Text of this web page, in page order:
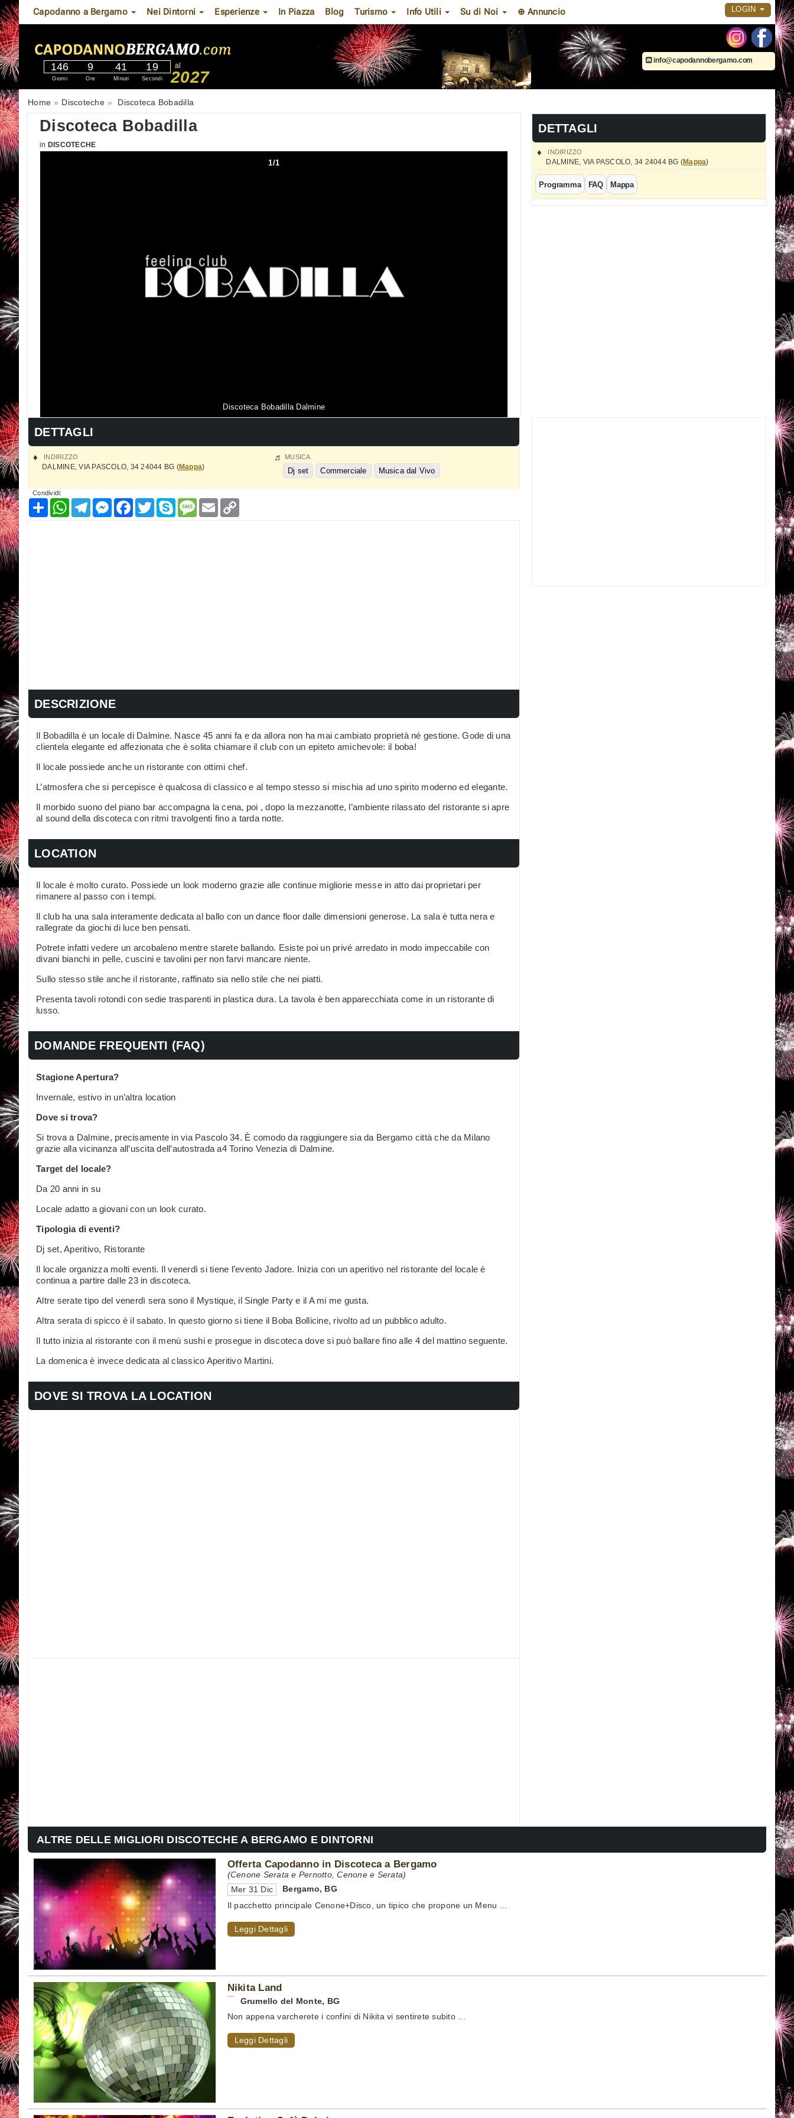
Capodanno a Bergamo Nei Dintorni Esperienze In Piazza Blog Turismo Info Utili Su di Noi ⊕ Annuncio LOGIN
146
Giorni
9
Ore
41
Minuti
18
Secondi
al
2027
info@capodannobergamo.com
Home Discoteche Discoteca Bobadilla
Discoteca Bobadilla
in DISCOTECHE
1/1
Discoteca Bobadilla Dalmine
DETTAGLI
INDIRIZZO
DALMINE, VIA PASCOLO, 34 24044 BG (Mappa)
Programma FAQ Mappa
DETTAGLI
INDIRIZZO
DALMINE,VIA PASCOLO, 34 24044 BG (Mappa)
MUSICA
Dj set Commerciale Musica dal Vivo
Condividi:
CondividiWhatsAppTelegramMessenger
Facebook
TwitterSkypeMessage
Email
DESCRIZIONE
Il Bobadilla è un locale di Dalmine. Nasce 45 anni fa e da allora non ha mai cambiato proprietà né gestione. Gode di una
clientela elegante ed affezionata che è solita chiamare il club con un epiteto amichevole: il boba!
Il locale possiede anche un ristorante con ottimi chef.
L’atmosfera che si percepisce è qualcosa di classico e al tempo stesso si mischia ad uno spirito moderno ed elegante.
Il morbido suono del piano bar accompagna la cena, poi , dopo la mezzanotte, l’ambiente rilassato del ristorante si apre
al sound della discoteca con ritmi travolgenti fino a tarda notte.
LOCATION
Il locale è molto curato. Possiede un look moderno grazie alle continue migliorie messe in atto dai proprietari per
rimanere al passo con i tempi.
Il club ha una sala interamente dedicata al ballo con un dance floor dalle dimensioni generose. La sala è tutta nera e
rallegrate da giochi di luce ben pensati.
Potrete infatti vedere un arcobaleno mentre starete ballando. Esiste poi un privé arredato in modo impeccabile con
divani bianchi in pelle, cuscini e tavolini per non farvi mancare niente.
Sullo stesso stile anche il ristorante, raffinato sia nello stile che nei piatti.
Presenta tavoli rotondi con sedie trasparenti in plastica dura. La tavola è ben apparecchiata come in un ristorante di
lusso.
DOMANDE FREQUENTI (FAQ)
Stagione Apertura?
Invernale, estivo in un’altra location
Dove si trova?
Si trova a Dalmine, precisamente in via Pascolo 34. È comodo da raggiungere sia da Bergamo città che da Milano
grazie alla vicinanza all’uscita dell’autostrada a4 Torino Venezia di Dalmine.
Target del locale?
Da 20 anni in su
Locale adatto a giovani con un look curato.
Tipologia di eventi?
Dj set, Aperitivo, Ristorante
Il locale organizza molti eventi. Il venerdì si tiene l’evento Jadore. Inizia con un aperitivo nel ristorante del locale è
continua a partire dalle 23 in discoteca.
Altre serate tipo del venerdì sera sono il Mystique, il Single Party e il A mi me gusta.
Altra serata di spicco è il sabato. In questo giorno si tiene il Boba Bollicine, rivolto ad un pubblico adulto.
Il tutto inizia al ristorante con il menù sushi e prosegue in discoteca dove si può ballare fino alle 4 del mattino seguente.
La domenica è invece dedicata al classico Aperitivo Martini.
DOVE SI TROVA LA LOCATION
ALTRE DELLE MIGLIORI DISCOTECHE A BERGAMO E DINTORNI
Offerta Capodanno in Discoteca a Bergamo
(Cenone Serata e Pernotto, Cenone e Serata)
Mer 31 Dic
Bergamo, BG
Il pacchetto principale Cenone+Disco, un tipico che propone un Menu ...
Leggi Dettagli
Nikita Land
Grumello del Monte, BG
Non appena varcherete i confini di Nikita vi sentirete subito ...
Leggi Dettagli